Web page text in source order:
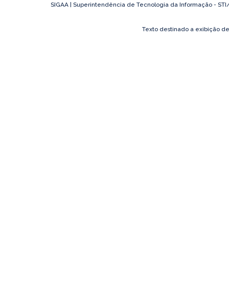
SIGAA | Superintendência de Tecnologia da Informação -
Texto destinado a exibição